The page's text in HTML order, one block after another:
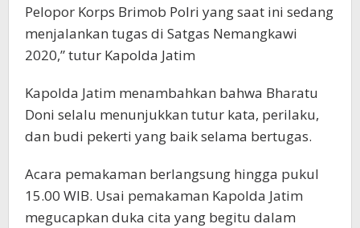
Pelopor Korps Brimob Polri yang saat ini sedang
menjalankan tugas di Satgas Nemangkawi
2020,” tutur Kapolda Jatim
Kapolda Jatim menambahkan bahwa Bharatu
Doni selalu menunjukkan tutur kata, perilaku,
dan budi pekerti yang baik selama bertugas.
Acara pemakaman berlangsung hingga pukul
15.00 WIB. Usai pemakaman Kapolda Jatim
megucapkan duka cita yang begitu dalam